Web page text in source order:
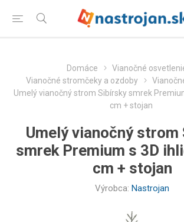
Domáce
Vianočné
Vianočné stromčeky a ozdoby
Umelý vianočný strom Sibírsky smrek
cm + stojan
Umelý vianočný strom
smrek Premium s 3D
cm + stojan
Výrobca: Nastrojan